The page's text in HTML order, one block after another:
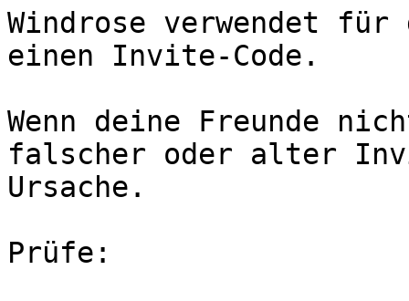
Windrose verwendet
einen Invite-Code.
Wenn deine Freunde
falscher oder alter
Ursache.
Prüfe: